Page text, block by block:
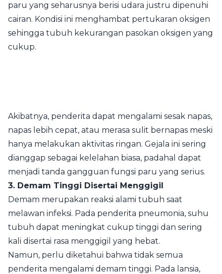
paru yang seharusnya berisi udara justru dipenuhi
cairan. Kondisi ini menghambat pertukaran oksigen
sehingga tubuh kekurangan pasokan oksigen yang
cukup.
Akibatnya, penderita dapat mengalami sesak napas,
napas lebih cepat, atau merasa sulit bernapas meski
hanya melakukan aktivitas ringan. Gejala ini sering
dianggap sebagai kelelahan biasa, padahal dapat
menjadi tanda gangguan fungsi paru yang serius.
3. Demam Tinggi Disertai Menggigil
Demam merupakan reaksi alami tubuh saat
melawan infeksi. Pada penderita pneumonia, suhu
tubuh dapat meningkat cukup tinggi dan sering
kali disertai rasa menggigil yang hebat.
Namun, perlu diketahui bahwa tidak semua
penderita mengalami demam tinggi. Pada lansia,